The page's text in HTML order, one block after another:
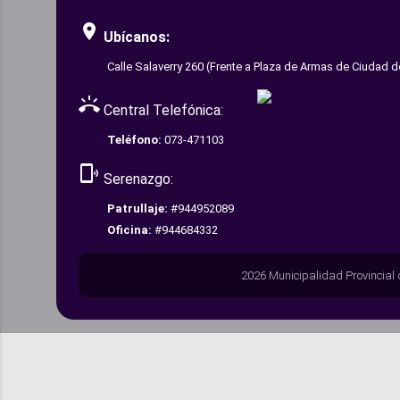
room Ubícanos:
Calle Salaverry 260 (Frente a Plaza de Armas de Ciudad
ring_volume Central Telefónica:
Teléfono: 073-471103
phonelink_ring Serenazgo:
Patrullaje: #944952089
Oficina: #944684332
2026 Municipalidad Provincial